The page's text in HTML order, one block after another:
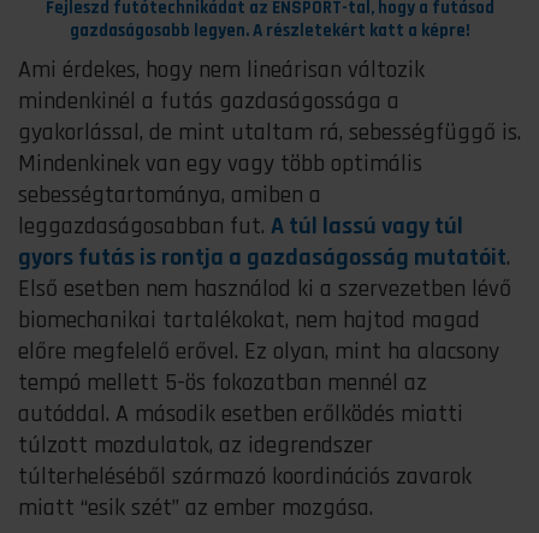
Fejleszd futótechnikádat az ENSPORT-tal, hogy a futásod
gazdaságosabb legyen. A részletekért katt a képre!
Ami érdekes, hogy nem lineárisan változik
mindenkinél a futás gazdaságossága a
gyakorlással, de mint utaltam rá, sebességfüggő is.
Mindenkinek van egy vagy több optimális
sebességtartománya, amiben a
leggazdaságosabban fut. A túl lassú vagy túl
gyors futás is rontja a gazdaságosság mutatóit.
Első esetben nem használod ki a szervezetben lévő
biomechanikai tartalékokat, nem hajtod magad
előre megfelelő erővel. Ez olyan, mint ha alacsony
tempó mellett 5-ös fokozatban mennél az
autóddal. A második esetben erőlködés miatti
túlzott mozdulatok, az idegrendszer
túlterheléséből származó koordinációs zavarok
miatt “esik szét” az ember mozgása.